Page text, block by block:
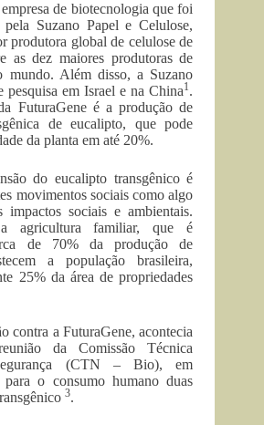
de biotecnologia que foi
Suzano Papel e Celulose,
produtora global de celulose de
as dez maiores produtoras de
mundo. Além disso, a Suzano
pesquisa em Israel e na China1.
FuturaGene é a produção de
de eucalipto, que pode
da planta em até 20%.
do eucalipto transgênico é
movimentos sociais como algo
sociais e ambientais.
agricultura familiar, que é
de 70% da produção de
a população brasileira,
25% da área de propriedades
contra a FuturaGene, acontecia
da Comissão Técnica
(CTN – Bio), em
o consumo humano duas
3.